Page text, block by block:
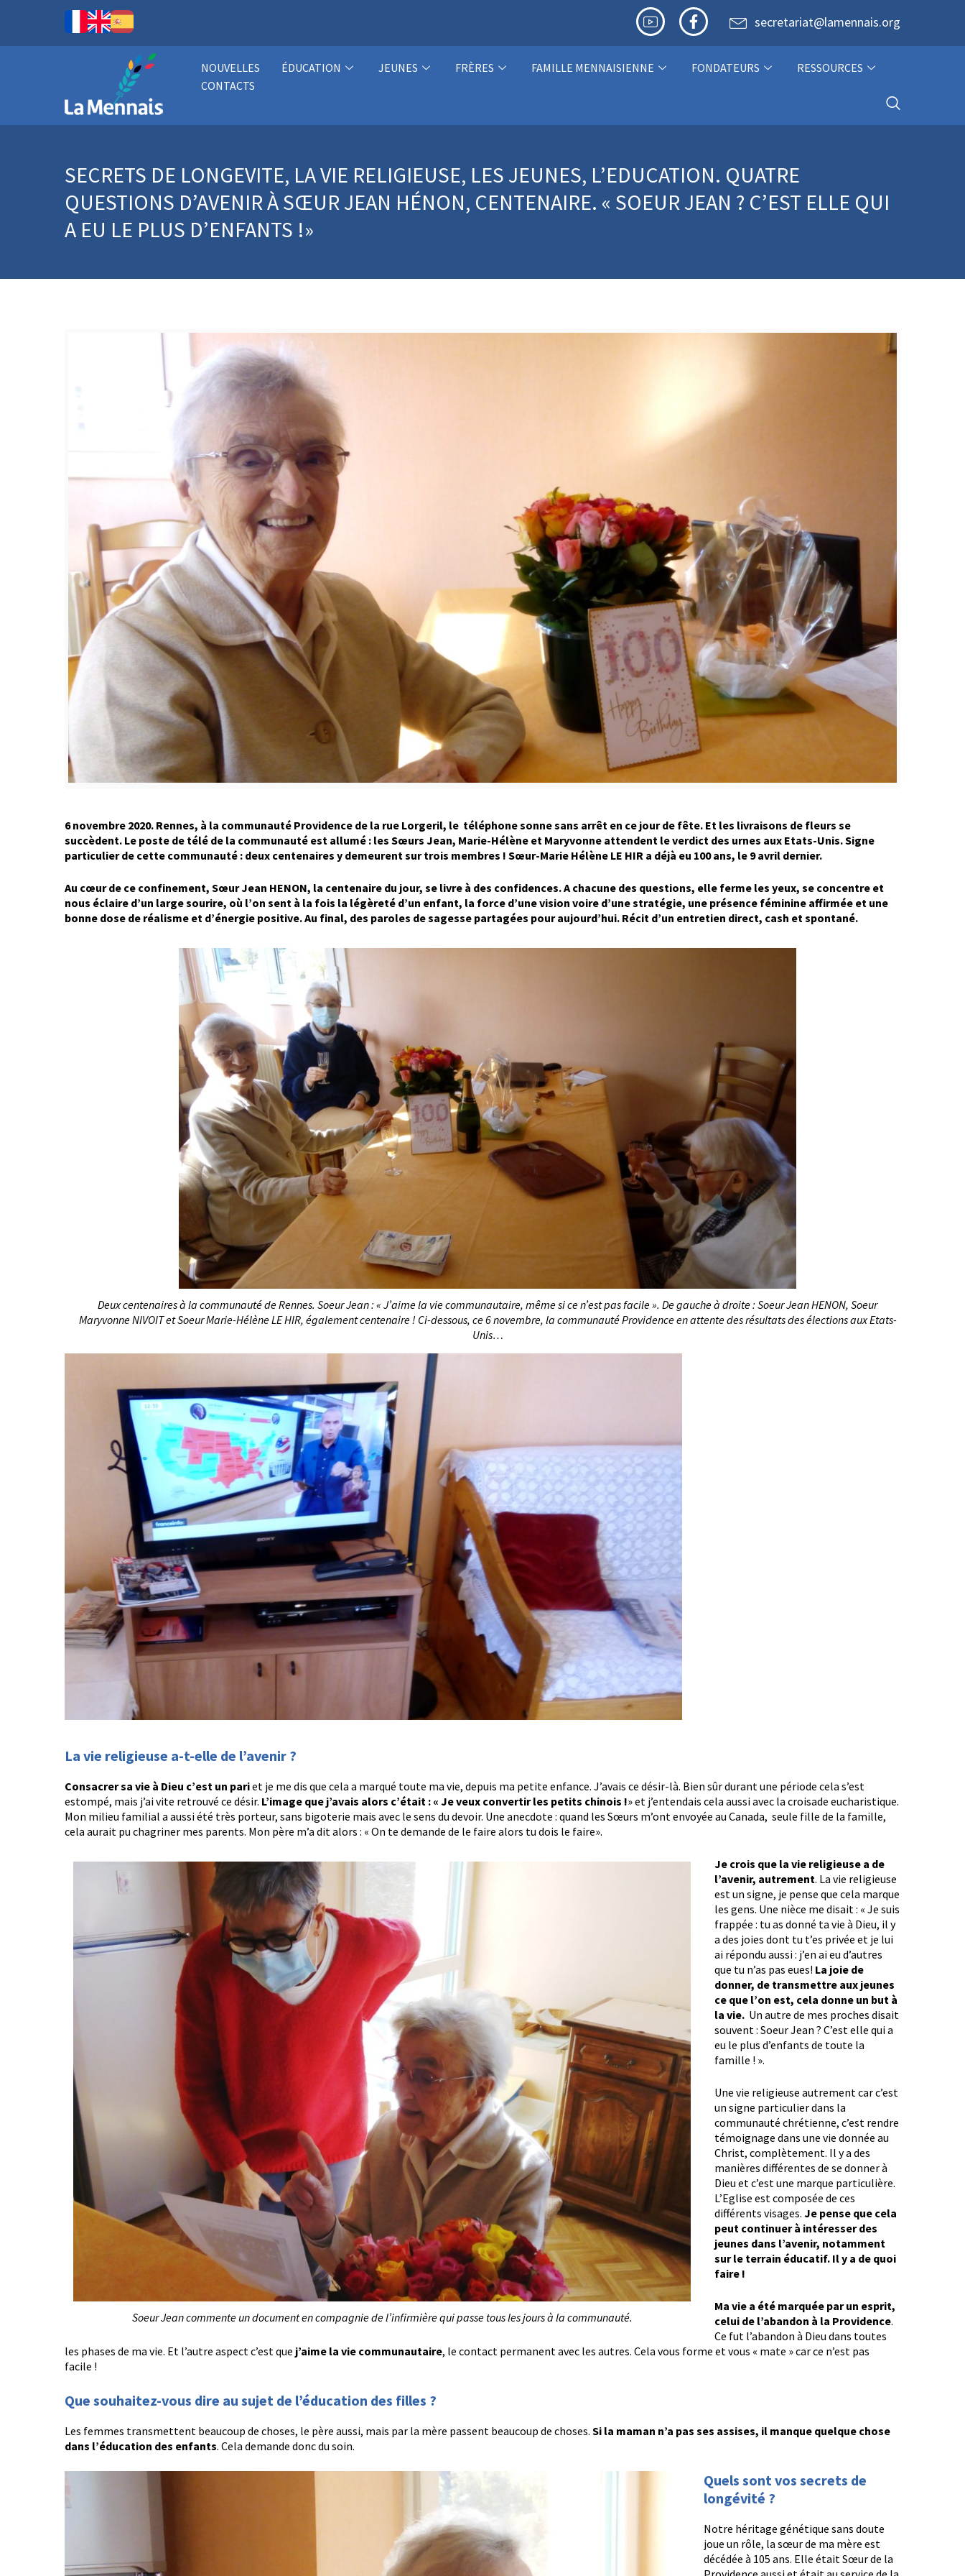
secretariat@lamennais.org
NOUVELLES ÉDUCATION JEUNES FRÈRES FAMILLE MENNAISIENNE FONDATEURS
RESSOURCES
CONTACTS
SECRETS DE LONGEVITE, LA VIE RELIGIEUSE, LES JEUNES, L’EDUCATION. QUATRE
QUESTIONS D’AVENIR À SŒUR JEAN HÉNON, CENTENAIRE. « SOEUR JEAN ? C’EST ELLE QUI
A EU LE PLUS D’ENFANTS !»
6 novembre 2020. Rennes, à la communauté Providence de la rue Lorgeril, le téléphone sonne sans arrêt en ce jour de fête. Et les livraisons de fleurs se
succèdent. Le poste de télé de la communauté est allumé : les Sœurs Jean, Marie-Hélène et Maryvonne attendent le verdict des urnes aux Etats-Unis. Signe
particulier de cette communauté : deux centenaires y demeurent sur trois membres ! Sœur-Marie Hélène LE HIR a déjà eu 100 ans, le 9 avril dernier.
Au cœur de ce confinement, Sœur Jean HENON, la centenaire du jour, se livre à des confidences. A chacune des questions, elle ferme les yeux, se concentre et
nous éclaire d’un large sourire, où l’on sent à la fois la légèreté d’un enfant, la force d’une vision voire d’une stratégie, une présence féminine affirmée et une
bonne dose de réalisme et d’énergie positive. Au final, des paroles de sagesse partagées pour aujourd’hui. Récit d’un entretien direct, cash et spontané.
Deux centenaires à la communauté de Rennes. Soeur Jean : « J’aime la vie communautaire, même si ce n’est pas facile ». De gauche à droite : Soeur Jean HENON, Soeur
Maryvonne NIVOIT et Soeur Marie-Hélène LE HIR, également centenaire ! Ci-dessous, ce 6 novembre, la communauté Providence en attente des résultats des élections aux Etats-
Unis…
La vie religieuse a-t-elle de l’avenir ?
Consacrer sa vie à Dieu c’est un pariet je me dis que cela a marqué toute ma vie, depuis ma petite enfance. J’avais ce désir-là. Bien sûr durant une période cela s’est
estompé, mais j’ai vite retrouvé ce désir. L’image que j’avais alors c’était : « Je veux convertir les petits chinois !» et j’entendais cela aussi avec la croisade eucharistique.
Mon milieu familial a aussi été très porteur, sans bigoterie mais avec le sens du devoir. Une anecdote : quand les Sœurs m’ont envoyée au Canada, seule fille de la famille,
cela aurait pu chagriner mes parents. Mon père m’a dit alors : « On te demande de le faire alors tu dois le faire».
Soeur Jean commente un document en compagnie de l’infirmière qui passe tous les jours à la communauté.
Je crois que la vie religieuse a de
l’avenir, autrement. La vie religieuse
est un signe, je pense que cela marque
les gens. Une nièce me disait : « Je suis
frappée : tu as donné ta vie à Dieu, il y
a des joies dont tu t’es privée et je lui
ai répondu aussi : j’en ai eu d’autres
que tu n’as pas eues! La joie de
donner, de transmettre aux jeunes
ce que l’on est, cela donne un but à
la vie. Un autre de mes proches disait
souvent : Soeur Jean ? C’est elle qui a
eu le plus d’enfants de toute la
famille ! ».
Une vie religieuse autrement car c’est
un signe particulier dans la
communauté chrétienne, c’est rendre
témoignage dans une vie donnée au
Christ, complètement. Il y a des
manières différentes de se donner à
Dieu et c’est une marque particulière.
L’Eglise est composée de ces
différents visages. Je pense que cela
peut continuer à intéresser des
jeunes dans l’avenir, notamment
sur le terrain éducatif. Il y a de quoi
faire !
Ma vie a été marquée par un esprit,
celui de l’abandon à la Providence.
Ce fut l’abandon à Dieu dans toutes
les phases de ma vie. Et l’autre aspect c’est que j’aime la vie communautaire, le contact permanent avec les autres. Cela vous forme et vous « mate » car ce n’est pas
facile !
Que souhaitez-vous dire au sujet de l’éducation des filles ?
Les femmes transmettent beaucoup de choses, le père aussi, mais par la mère passent beaucoup de choses. Si la maman n’a pas ses assises, il manque quelque chose
dans l’éducation des enfants. Cela demande donc du soin.
Quels sont vos secrets de
longévité ?
Notre héritage génétique sans doute
joue un rôle, la sœur de ma mère est
décédée à 105 ans. Elle était Sœur de la